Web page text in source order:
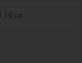
10 pz